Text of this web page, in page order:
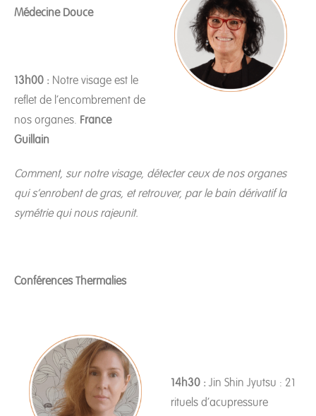
Médecine Douce
13h00 : Notre visage est le
reflet de l’encombrement de
nos organes. France
Guillain
Comment, sur notre visage, détecter ceux de nos organes
qui s’enrobent de gras, et retrouver, par le bain dérivatif la
symétrie qui nous rajeunit.
Conférences Thermalies
14h30 : Jin Shin Jyutsu : 21
rituels d’acupressure